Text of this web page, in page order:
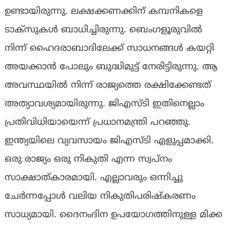
ഉണ്ടായിരുന്നു. ലക്ഷക്കണക്കിന് കമ്പനികളെ
ടാക്സുകൾ ബാധിച്ചിരുന്നു. ബെംഗളൂരുവിൽ
നിന്ന് ഹൈദരാബാദിലേക്ക് സാധനങ്ങൾ കയറ്റി
അയക്കാൻ പോലും ബുദ്ധിമുട്ട് നേരിട്ടിരുന്നു. ആ
അവസ്ഥയിൽ നിന്ന് രാജ്യത്തെ രക്ഷിക്കേണ്ടത്
അത്യാവശ്യമായിരുന്നു. ജിഎസ്ടി ഇതിനെല്ലാം
പ്രതിവിധിയായെന്ന് പ്രധാനമന്ത്രി പറഞ്ഞു.
ഇന്ത്യയിലെ വ്യവസായം ജിഎസ്ടി എളുപ്പമാക്കി.
ഒരു രാജ്യം ഒരു നികുതി എന്ന സ്വപ്നം
സാക്ഷാത്കാരമായി. എല്ലാവരും ഒന്നിച്ചു
ചേർന്നപ്പോൾ വലിയ നികുതിപരിഷ്കരണം
സാധ്യമായി. ദൈനംദിന ഉപയോഗത്തിനുള്ള മിക്ക